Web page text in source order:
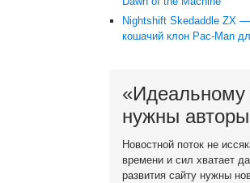
Nightshift Skedaddle ZX
кошачий клон Pac-Man
«Идеальному
нужны авторы
Новостной поток не
времени и сил хватает
развития сайту нужны